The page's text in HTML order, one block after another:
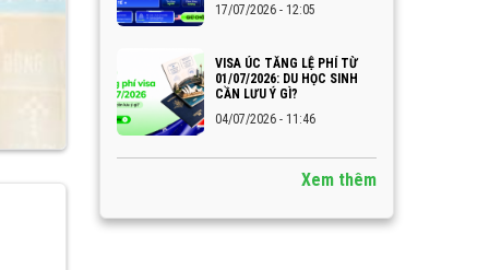
17/07/2026 - 12:05
VISA ÚC TĂNG LỆ PHÍ TỪ
01/07/2026: DU HỌC SINH
CẦN LƯU Ý GÌ?
04/07/2026 - 11:46
Xem thêm